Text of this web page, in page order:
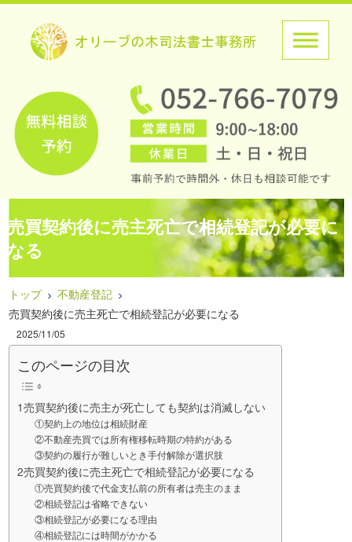
売買契約後に売主死亡で相続登記が必要に
なる
トップ
不動産登記
売買契約後に売主死亡で相続登記が必要になる
2025/11/05
このページの目次
1売買契約後に売主が死亡しても契約は消滅しない
①契約上の地位は相続財産
②不動産売買では所有権移転時期の特約がある
③契約の履行が難しいとき手付解除が選択肢
2売買契約後に売主死亡で相続登記が必要になる
①売買契約後で代金支払前の所有者は売主のまま
②相続登記は省略できない
③相続登記が必要になる理由
④相続登記には時間がかかる